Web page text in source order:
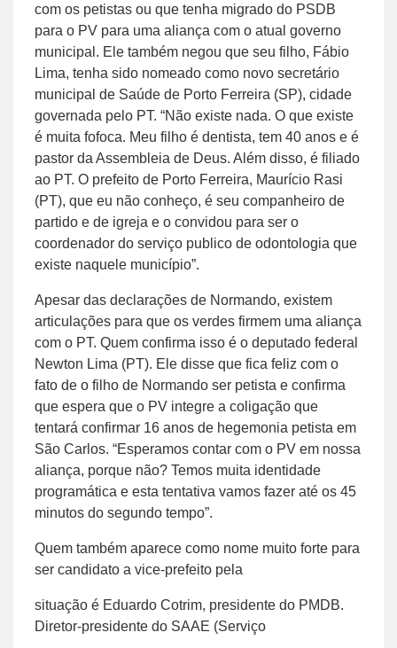
com os petistas ou que tenha migrado do PSDB
para o PV para uma aliança com o atual governo
municipal. Ele também negou que seu filho, Fábio
Lima, tenha sido nomeado como novo secretário
municipal de Saúde de Porto Ferreira (SP), cidade
governada pelo PT. “Não existe nada. O que existe
é muita fofoca. Meu filho é dentista, tem 40 anos e é
pastor da Assembleia de Deus. Além disso, é filiado
ao PT. O prefeito de Porto Ferreira, Maurício Rasi
(PT), que eu não conheço, é seu companheiro de
partido e de igreja e o convidou para ser o
coordenador do serviço publico de odontologia que
existe naquele município”.
Apesar das declarações de Normando, existem
articulações para que os verdes firmem uma aliança
com o PT. Quem confirma isso é o deputado federal
Newton Lima (PT). Ele disse que fica feliz com o
fato de o filho de Normando ser petista e confirma
que espera que o PV integre a coligação que
tentará confirmar 16 anos de hegemonia petista em
São Carlos. “Esperamos contar com o PV em nossa
aliança, porque não? Temos muita identidade
programática e esta tentativa vamos fazer até os 45
minutos do segundo tempo”.
Quem também aparece como nome muito forte para
ser candidato a vice-prefeito pela
situação é Eduardo Cotrim, presidente do PMDB.
Diretor-presidente do SAAE (Serviço